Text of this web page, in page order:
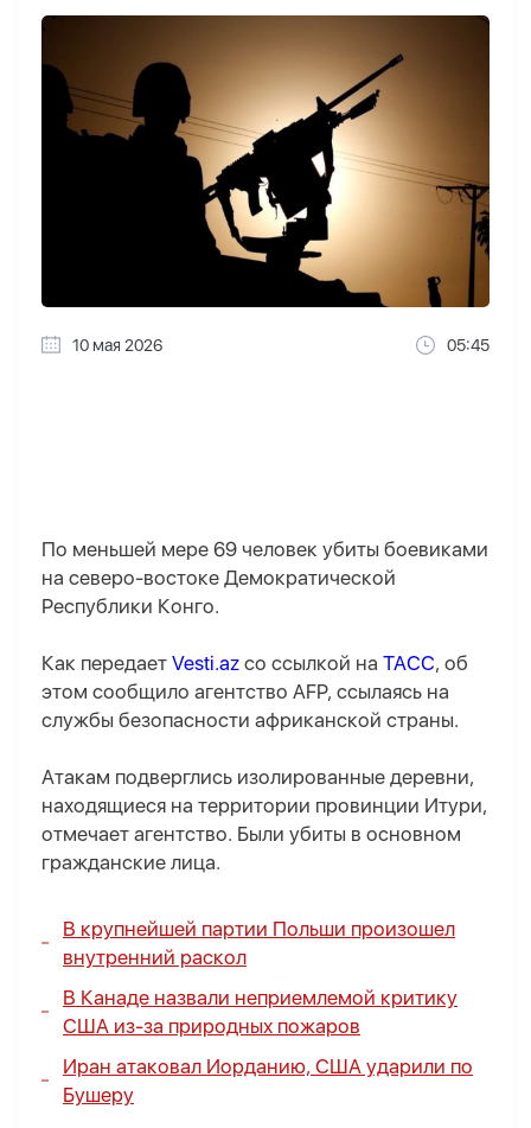
10 мая 2026 05:45
По меньшей мере 69 человек убиты боевиками
на северо-востоке Демократической
Республики Конго.
Как передает Vesti.az со ссылкой на ТАСС, об
этом сообщило агентство AFP, ссылаясь на
службы безопасности африканской страны.
Атакам подверглись изолированные деревни,
находящиеся на территории провинции Итури,
отмечает агентство. Были убиты в основном
гражданские лица.
В крупнейшей партии Польши произошел
внутренний раскол
В Канаде назвали неприемлемой критику
США из-за природных пожаров
Иран атаковал Иорданию, США ударили по
Бушеру